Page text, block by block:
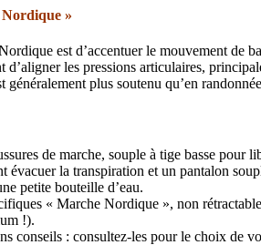
»
est d’accentuer le mouvement de
d’aligner les pressions articulaires,
généralement plus soutenu qu’en
de marche, souple à tige basse pour
évacuer la transpiration et un pantalon
petite bouteille d’eau.
« Marche Nordique », non
!).
conseils : consultez-les pour le choix de